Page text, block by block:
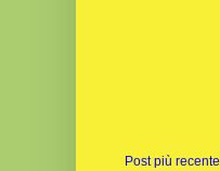
Post più recente